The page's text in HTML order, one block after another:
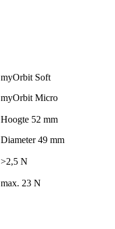
myOrbit Soft
myOrbit Micro
Hoogte 52 mm
Diameter 49 mm
>2,5 N
max. 23 N